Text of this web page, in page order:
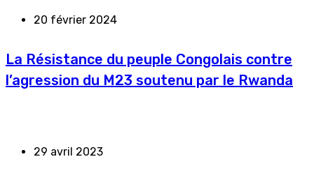
20 février 2024
La Résistance du peuple Congolais contre
l’agression du M23 soutenu par le Rwanda
29 avril 2023